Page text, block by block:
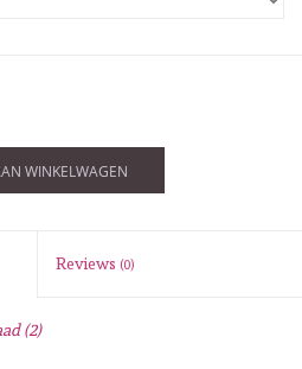
WINKELWAGEN
Reviews (0)
(2)